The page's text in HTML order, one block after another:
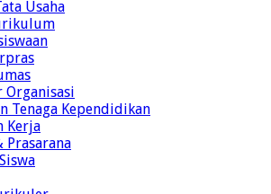
Usaha
Tenaga Kependidikan
Kerja
Prasarana